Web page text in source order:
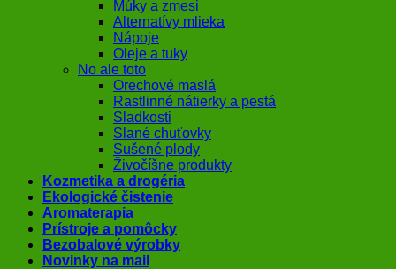
Múky a zmesi
Alternatívy mlieka
Nápoje
Oleje a tuky
No ale toto
Orechové maslá
Rastlinné nátierky a pestá
Sladkosti
Slané chuťovky
Sušené plody
Živočíšne produkty
Kozmetika a drogéria
Ekologické čistenie
Aromaterapia
Prístroje a pomôcky
Bezobalové výrobky
Novinky na mail